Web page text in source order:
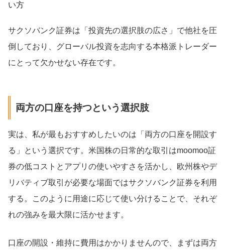
い方
サクソバンク証券は「投資先の選択肢の広さ」で他社を圧
倒しており、グローバル投資を志向する本格派トレーダー
にとって欠かせない存在です。
両方の口座を持つという選択肢
実は、私が最もおすすめしたいのは「両方の口座を開設す
る」という選択です。米国株の日常的な取引はmoomoo証
券の低コストとアプリの使いやすさを活かし、欧州株やデ
リバティブ取引が必要な場面ではサクソバンク証券を利用
する。このように用途に応じて使い分けることで、それぞ
れの強みを最大限に活かせます。
口座の開設・維持に費用はかかりませんので、まずは両方